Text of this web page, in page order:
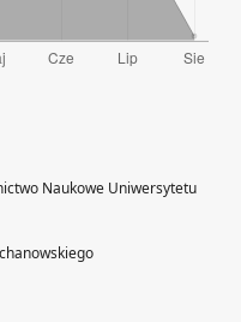
Naukowe Uniwersytetu